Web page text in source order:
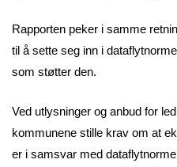
Rapporten peker i samme
til å sette seg inn i
som støtter den.
Ved utlysninger og anbud for
kommunene stille krav om at
er i samsvar med